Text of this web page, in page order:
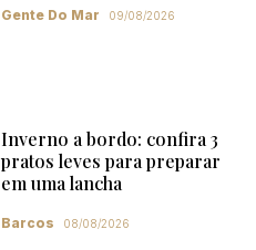
Gente Do Mar 09/08/2026
Inverno a bordo: confira 3
pratos leves para preparar
em uma lancha
Barcos 08/08/2026